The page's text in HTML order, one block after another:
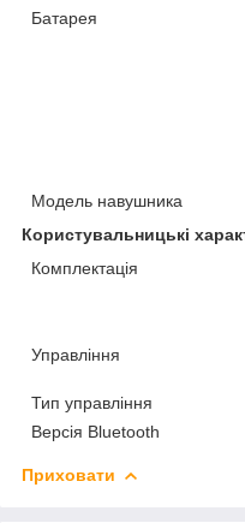
Батарея
Модель навушника
Користувальницькі
Комплектація
Управління
Тип управління
Версія Bluetooth
Приховати